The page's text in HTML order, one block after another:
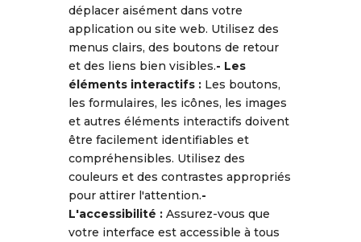
déplacer aisément dans votre
application ou site web. Utilisez des
menus clairs, des boutons de retour
et des liens bien visibles.- Les
éléments interactifs : Les boutons,
les formulaires, les icônes, les images
et autres éléments interactifs doivent
être facilement identifiables et
compréhensibles. Utilisez des
couleurs et des contrastes appropriés
pour attirer l'attention.-
L'accessibilité : Assurez-vous que
votre interface est accessible à tous